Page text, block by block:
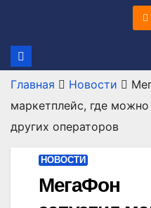
содержимому
Главная Новости
маркетплейс, где
других операторов
НОВОСТИ
МегаФон